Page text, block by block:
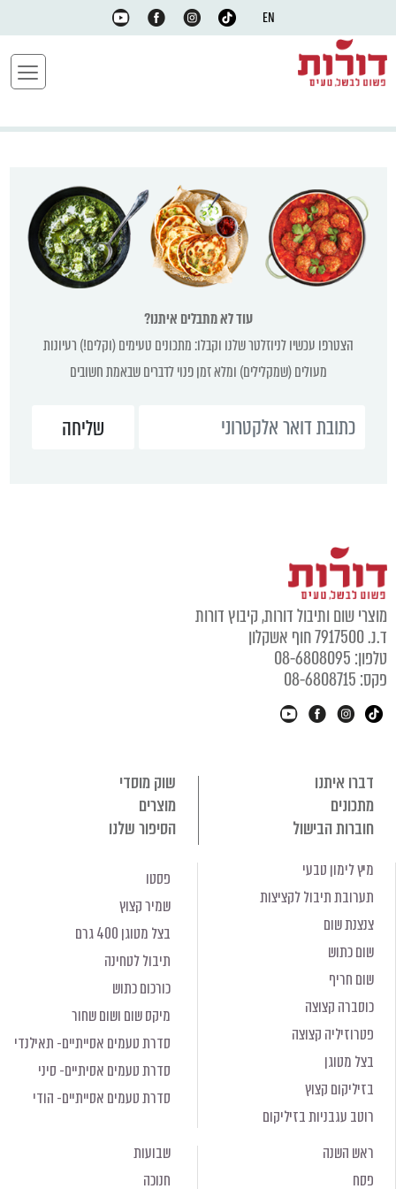
EN
עוד לא מתבלים איתנו?
הצטרפו עכשיו לניוזלטר שלנו וקבלו: מתכונים טעימים (וקלים!) רעיונות
מעולים (שמקלילים) ומלא זמן פנוי לדברים שבאמת חשובים
מוצרי שום ותיבול דורות, קיבוץ דורות
ד.נ. 7917500 חוף אשקלון
טלפון: 08-6808095
פקס: 08-6808715
דברו איתנו
שוק מוסדי
מתכונים
מוצרים
חוברות הבישול
הסיפור שלנו
מיץ לימון טבעי
תערובת תיבול לקציצות
צנצנת שום
שום כתוש
שום חריף
כוסברה קצוצה
פטרוזיליה קצוצה
בצל מטוגן
בזיליקום קצוץ
רוטב עגבניות בזיליקום
פסטו
שמיר קצוץ
בצל מטוגן 400 גרם
תיבול לטחינה
כורכום כתוש
מיקס שום ושום שחור
סדרת טעמים אסייתיים- תאילנדי
סדרת טעמים אסיתיים- סיני
סדרת טעמים אסייתיים- הודי
ראש השנה
פסח
שבועות
חנוכה